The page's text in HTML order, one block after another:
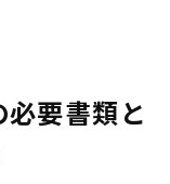
要書類と